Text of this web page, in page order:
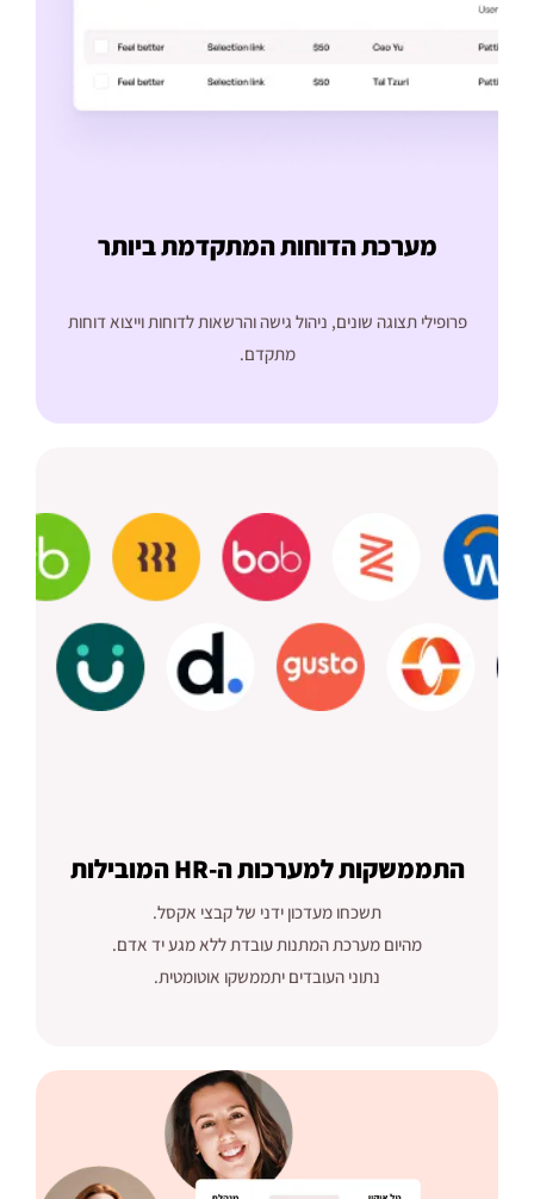
מערכת הדוחות המתקדמת ביותר
פרופילי תצוגה שונים, ניהול גישה והרשאות לדוחות וייצוא דוחות
מתקדם.
התממשקות למערכות ה-HR המובילות
תשכחו מעדכון ידני של קבצי אקסל.
מהיום מערכת המתנות עובדת ללא מגע יד אדם.
נתוני העובדים יתממשקו אוטומטית.